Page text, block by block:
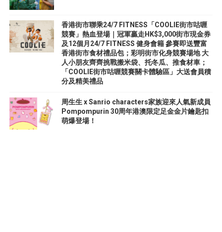
香港街市聯乘24/7 FITNESS「COOLIE街市咕喱
競賽」熱血登場｜冠軍贏走HK$3,000街市現金券
及12個月24/7 FITNESS 健身會籍 參賽即送豐富
香港街市食材禮品包；彩明街市化身競賽場地 大
人小朋友齊齊挑戰搬米袋、托冬瓜、推食材車；
「COOLIE街市咕喱競賽關卡體驗區」大送會員積
分及精美禮品
周生生 x Sanrio characters家族迎來人氣新成員
Pompompurin 30周年港澳限定足金金片鑰匙扣
萌爆登場！